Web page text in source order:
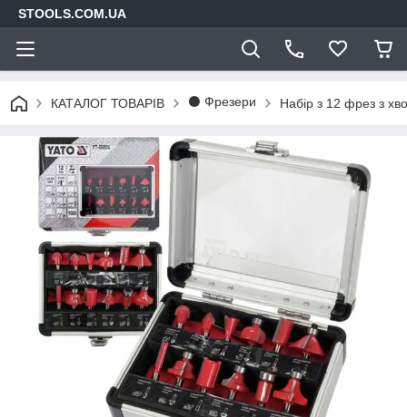
STOOLS.COM.UA
КАТАЛОГ ТОВАРІВ ⚫ Фрезери Набір з 12 фрез з